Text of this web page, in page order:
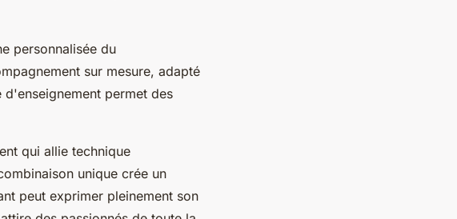
personnalisée du
sur mesure, adapté
permet des
qui allie technique
unique crée un
peut exprimer pleinement son